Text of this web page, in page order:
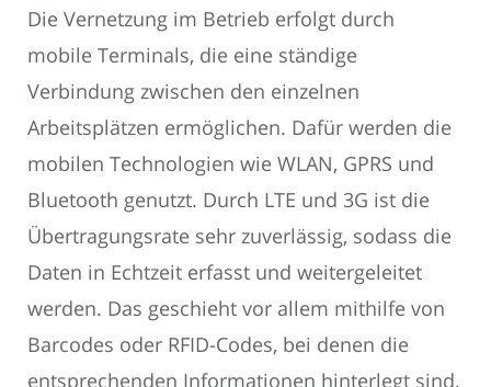
Die Vernetzung im Betrieb erfolgt durch
mobile Terminals, die eine ständige
Verbindung zwischen den einzelnen
Arbeitsplätzen ermöglichen. Dafür werden die
mobilen Technologien wie WLAN, GPRS und
Bluetooth genutzt. Durch LTE und 3G ist die
Übertragungsrate sehr zuverlässig, sodass die
Daten in Echtzeit erfasst und weitergeleitet
werden. Das geschieht vor allem mithilfe von
Barcodes oder RFID-Codes, bei denen die
entsprechenden Informationen hinterlegt sind.